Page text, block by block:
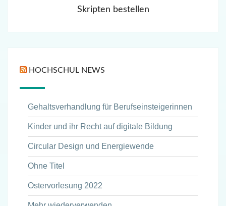
Skripten bestellen
HOCHSCHUL NEWS
Gehaltsverhandlung für Berufseinsteigerinnen
Kinder und ihr Recht auf digitale Bildung
Circular Design und Energiewende
Ohne Titel
Ostervorlesung 2022